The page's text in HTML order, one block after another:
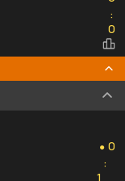
:0
0
● 0
:
1